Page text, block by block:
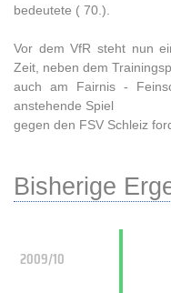
bedeutete ( 70.).
Vor dem VfR steht nun
Zeit, neben dem
auch am Fairnis -
anstehende Spiel
gegen den FSV Schleiz
Bisherige
2009/10